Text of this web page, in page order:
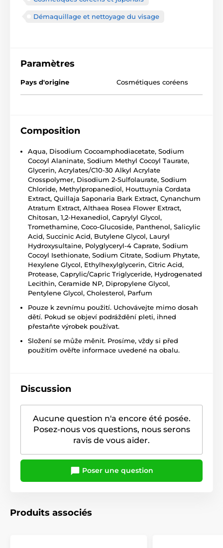
Démaquillage et nettoyage du visage
Paramètres
Pays d'origine Cosmétiques coréens
Composition
Aqua, Disodium Cocoamphodiacetate, Sodium
Cocoyl Alaninate, Sodium Methyl Cocoyl Taurate,
Glycerin, Acrylates/C10-30 Alkyl Acrylate
Crosspolymer, Disodium 2-Sulfolaurate, Sodium
Chloride, Methylpropanediol, Houttuynia Cordata
Extract, Quillaja Saponaria Bark Extract, Cynanchum
Atratum Extract, Althaea Rosea Flower Extract,
Chitosan, 1,2-Hexanediol, Caprylyl Glycol,
Tromethamine, Coco-Glucoside, Panthenol, Salicylic
Acid, Succinic Acid, Butylene Glycol, Lauryl
Hydroxysultaine, Polyglyceryl-4 Caprate, Sodium
Cocoyl Isethionate, Sodium Citrate, Sodium Phytate,
Hexylene Glycol, Ethylhexylglycerin, Citric Acid,
Protease, Caprylic/Capric Triglyceride, Hydrogenated
Lecithin, Ceramide NP, Dipropylene Glycol,
Pentylene Glycol, Cholesterol, Parfum
Pouze k zevnímu použití. Uchovávejte mimo dosah
dětí. Pokud se objeví podráždění pleti, ihned
přestaňte výrobek používat.
Složení se může měnit. Prosíme, vždy si před
použitím ověřte informace uvedené na obalu.
Discussion
Aucune question n'a encore été posée.
Posez-nous vos questions, nous serons
ravis de vous aider.
Poser une question
Produits associés